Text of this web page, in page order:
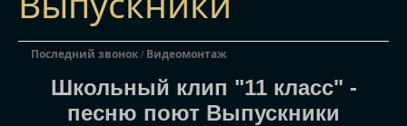
Последний звонок / Видеомонтаж
Школьный клип "11 класс" -
песню поют Выпускники